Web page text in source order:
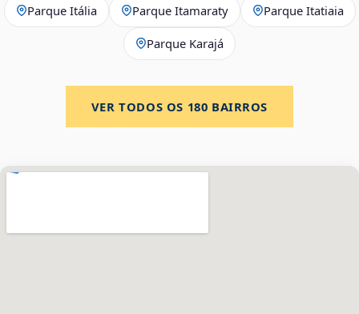
Parque Itália Parque Itamaraty Parque Itatiaia
Parque Karajá
VER TODOS OS 180 BAIRROS